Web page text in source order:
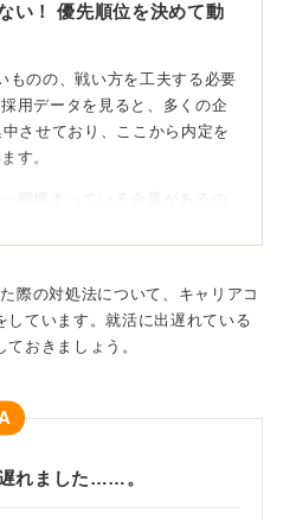
い！ 優先順位を決めて動
ものの、戦い方を工夫する必要
用データを見ると、多くの企
させており、ここから内定を
す。
部埋まっている企業があるの
固める！
んな業界を避けたいかなど、
分スタートが切れます。
絞り、説明会・エントリーシ
準備をセットで進めると効率的
際の対処法について、キャリアコ
しています。就活に出遅れている
おきましょう。
れました……。